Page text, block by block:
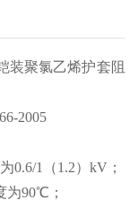
装聚氯乙烯护套阻
2005
0.6/1（1.2）kV；
90℃；